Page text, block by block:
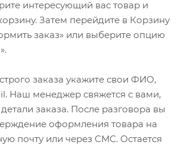
интересующий вас товар и
Затем перейдите в Корзину
заказ» или выберите опцию
заказа укажите свои ФИО,
Наш менеджер свяжется с вами,
заказа. После разговора вы
оформления товара на
почту или через СМС. Остается